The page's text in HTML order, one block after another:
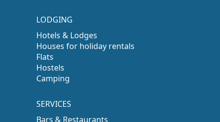
LODGING
Hotels & Lodges
Houses for holiday rentals
Flats
Hostels
Camping
SERVICES
Bars & Restaurants